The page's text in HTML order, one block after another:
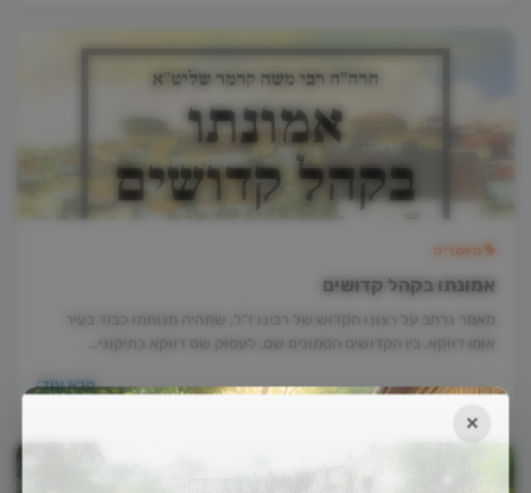
מאמרים
אמונתו בקהל קדושים
מאמר נרחב על רצונו הקדוש של רבינו ז"ל, שתהיה מנוחתו כבוד בעיר
אומן דווקא, בין הקדושים הטמונים שם, לעסוק שם דווקא בתיקוני…
קרא עוד
×